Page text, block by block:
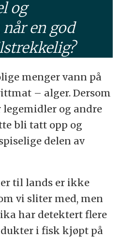
og
en god
menger vann på
– alger. Dersom
og andre
bli tatt opp og
delen av
til lands er ikke
vi sliter med, men
har detektert flere
i fisk kjøpt på